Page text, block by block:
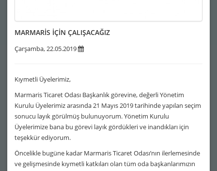
MARMARİS İÇİN ÇALIŞACAĞIZ
Çarşamba, 22.05.2019
Kıymetli Üyelerimiz,
Marmaris Ticaret Odası Başkanlık görevine, değerli Yönetim
Kurulu Üyelerimiz arasında 21 Mayıs 2019 tarihinde yapılan seçim
sonucu layık görülmüş bulunuyorum. Yönetim Kurulu
Üyelerimize bana bu görevi layık gördükleri ve inandıkları için
teşekkür ediyorum.
Öncelikle bugüne kadar Marmaris Ticaret Odası’nın ilerlemesinde
ve gelişmesinde kıymetli katkıları olan tüm oda başkanlarımızın